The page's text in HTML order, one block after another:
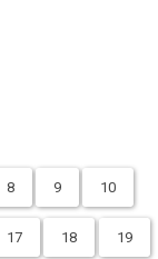
8 9 10
17 18 19